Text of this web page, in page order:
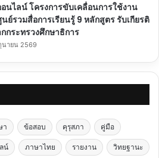
นไลน์ โครงการขับเคลื่อนการใช้งาน
ย์รวมสื่อการเรียนรู้ 9 หลักสูตร รับเกียรติ
กระทรวงศึกษาธิการ
นายน 2569
า ข้อสอบ คุรุสภา คู่มือ
น์ ภาษาไทย รายงาน วิทยฐานะ